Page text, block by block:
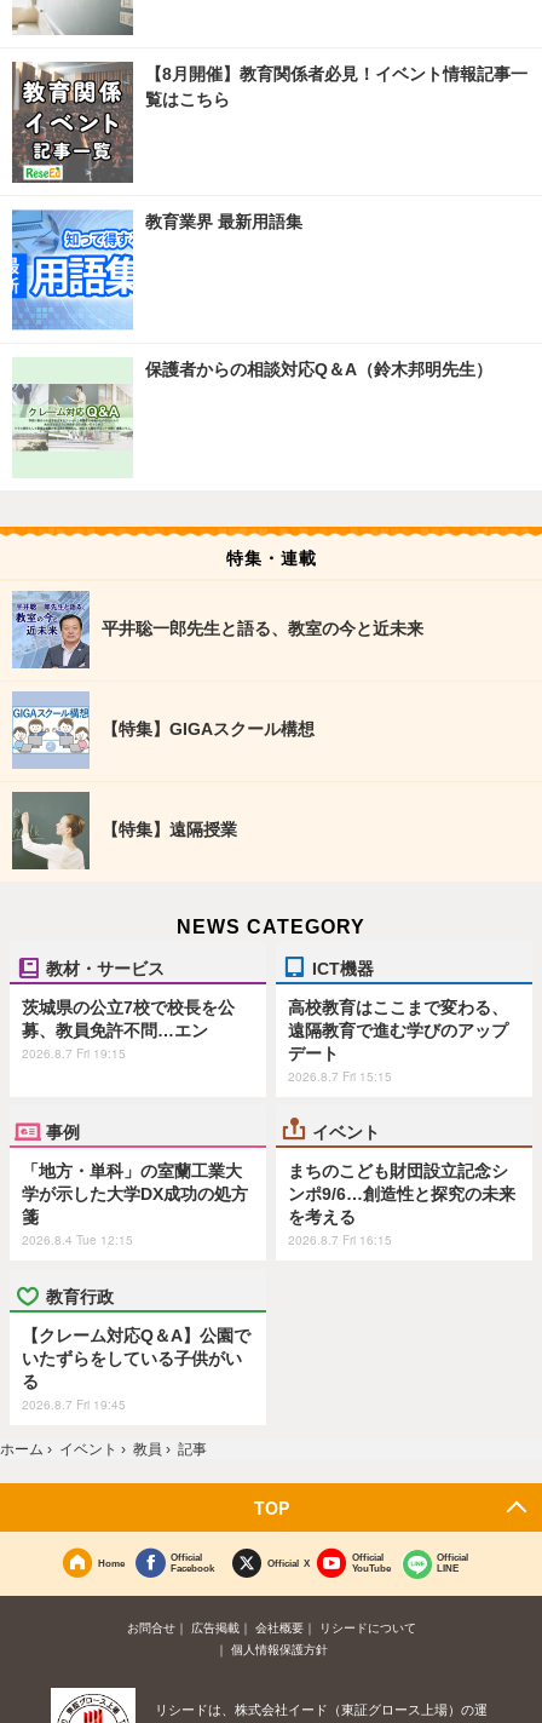
【8月開催】教育関係者必見！イベント情報記事一
覧はこちら
教育業界 最新用語集
保護者からの相談対応Q＆A（鈴木邦明先生）
特集・連載
平井聡一郎先生と語る、教室の今と近未来
【特集】GIGAスクール構想
【特集】遠隔授業
NEWS CATEGORY
教材・サービス
茨城県の公立7校で校長を公
募、教員免許不問…エン
2026.8.7 Fri 19:15
ICT機器
高校教育はここまで変わる、
遠隔教育で進む学びのアップ
デート
2026.8.7 Fri 15:15
事例
「地方・単科」の室蘭工業大
学が示した大学DX成功の処方
箋
2026.8.4 Tue 12:15
イベント
まちのこども財団設立記念シ
ンポ9/6…創造性と探究の未来
を考える
2026.8.7 Fri 16:15
教育行政
【クレーム対応Q＆A】公園で
いたずらをしている子供がい
る
2026.8.7 Fri 19:45
ホーム › イベント › 教員 › 記事
TOP
Home
Official
Facebook
Official X
Official
YouTube
Official
LINE
お問合せ 広告掲載 会社概要
リシードについて
個人情報保護方針
リシードは、株式会社イード（東証グロース上場）の運